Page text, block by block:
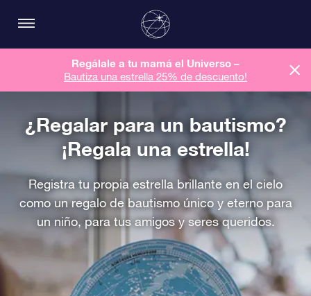
Regálale a tu mamá el Universo –
Bautiza una estrella 25% de descuento!
¿Regalar para un bautismo?
¡Regala una estrella!
Registra tu propia estrella brillante en el cielo
como un regalo de bautismo único y eterno para
un niño, para tus amigos y seres queridos.